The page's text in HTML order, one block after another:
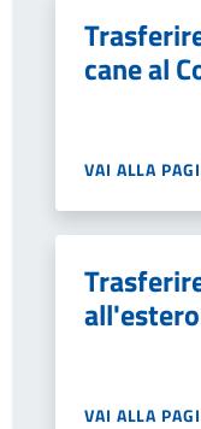
cane al
VAI ALLA
all'estero
VAI ALLA